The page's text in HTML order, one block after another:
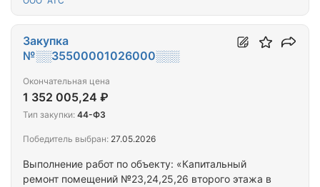
Худалова», расположенного по адресу: 238535,
Калининградская область, Зеленоградский район,
п. Рыбачий, ул. Первомайская, д. 14»
Выполнение работ по объекту: «Капитальный
ремонт помещений №23,24,25,26 второго этажа в
Закупка
№░░35500001026000░░░
Окончательная цена
1 352 005,24 ₽
Тип закупки: 44-ФЗ
Победитель выбран: 27.05.2026